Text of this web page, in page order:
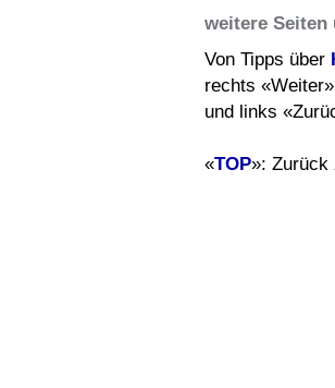
weitere Seiten
Von Tipps über
rechts «Weiter»
und links
«TOP»: Zurück